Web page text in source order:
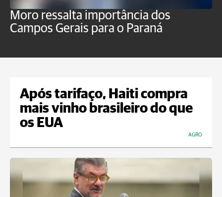
Moro ressalta importância dos
Campos Gerais para o Paraná
Após tarifaço, Haiti compra
mais vinho brasileiro do que
os EUA
AGRO